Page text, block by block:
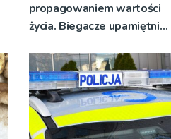
propagowaniem wartości
życia. Biegacze upamiętnili